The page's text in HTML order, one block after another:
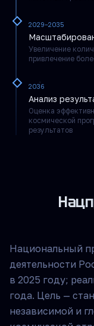
2029–2035
Увеличение
привлечение
2036
Анализ
Оценка
космической
результатов
Национальный
деятельности
в 2025 году;
года. Цель —
независимой и